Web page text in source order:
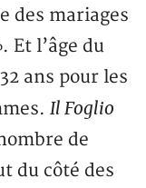
des mariages
Et l’âge du
ans pour les
Il Foglio
de
du côté des